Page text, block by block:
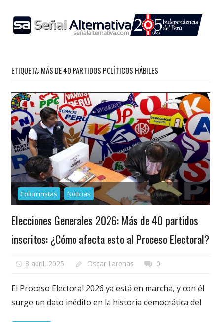
content
ETIQUETA:MÁS DE 40 PARTIDOS POLÍTICOS HÁBILES
Columnistas Noticias
Elecciones Generales 2026: Más de 40 partidos
inscritos: ¿Cómo afecta esto al Proceso Electoral?
8 abril, 2025 Oscar Larenas 0
El Proceso Electoral 2026 ya está en marcha, y con él
surge un dato inédito en la historia democrática del